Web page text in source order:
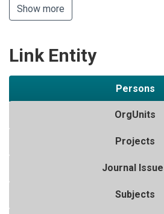
Show more
Link Entity
Persons
OrgUnits
Projects
Journal
Subjects